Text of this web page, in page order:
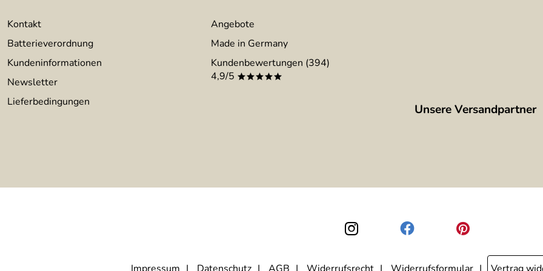
Kontakt
Batterieverordnung
Kundeninformationen
Newsletter
Lieferbedingungen
Angebote
Made in Germany
Kundenbewertungen (394)
4,9/5 *****
Unsere Versandpartner